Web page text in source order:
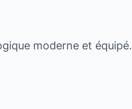
moderne et équipé.